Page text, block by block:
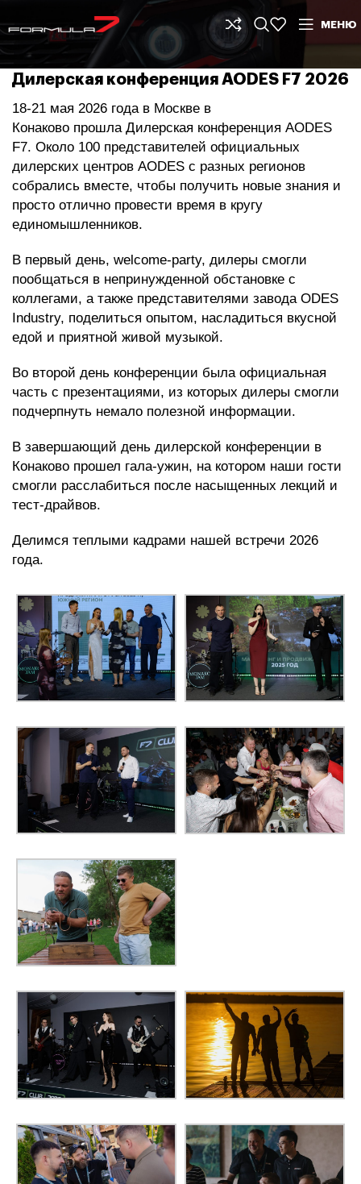
МЕНЮ
Дилерская конференция AODES F7 2026
18-21 мая 2026 года в Москве в
Конаково прошла Дилерская конференция AODES
F7. Около 100 представителей официальных
дилерских центров AODES с разных регионов
собрались вместе, чтобы получить новые знания и
просто отлично провести время в кругу
единомышленников.
В первый день, welcome-party, дилеры смогли
пообщаться в непринужденной обстановке с
коллегами, а также представителями завода ODES
Industry, поделиться опытом, насладиться вкусной
едой и приятной живой музыкой.
Во второй день конференции была официальная
часть с презентациями, из которых дилеры смогли
подчерпнуть немало полезной информации.
В завершающий день дилерской конференции в
Конаково прошел гала-ужин, на котором наши гости
смогли расслабиться после насыщенных лекций и
тест-драйвов.
Делимся теплыми кадрами нашей встречи 2026
года.